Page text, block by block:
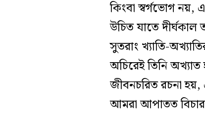
কিংবা স্বর্গভোগ
উচিত যাতে
সুতরাং খ্যাতি-
অচিরেই তিনি
জীবনচরিত রচনা হয়,
আমরা আপাতত